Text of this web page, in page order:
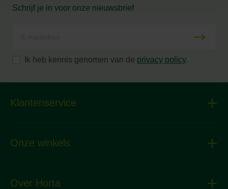
Schrijf je in voor onze nieuwsbrief
Ik heb kennis genomen van de privacy policy.
Klantenservice
Onze winkels
Over Horta